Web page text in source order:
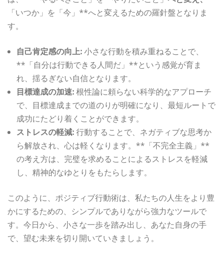
「いつか」を「今」**へと変えるための羅針盤となりま
す。
自己肯定感の向上:小さな行動を積み重ねることで、
**「自分は行動できる人間だ」**という感覚が育ま
れ、揺るぎない自信となります。
目標達成の加速:根性論に頼らない科学的なアプローチ
で、目標達成までの道のりが明確になり、最短ルートで
成功にたどり着くことができます。
ストレスの軽減:行動することで、ネガティブな思考か
ら解放され、心は軽くなります。**「不完全主義」**
の考え方は、完璧を求めることによるストレスを軽減
し、精神的なゆとりをもたらします。
このように、ポジティブ行動術は、私たちの人生をより豊
かにするための、シンプルでありながら強力なツールで
す。今日から、小さな一歩を踏み出し、あなた自身の手
で、望む未来を切り開いていきましょう。